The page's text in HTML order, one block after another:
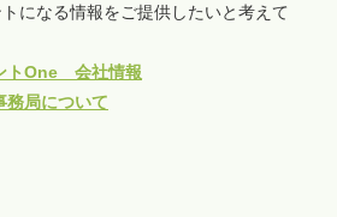
になる情報をご提供したいと考えて
トOne 会社情報
務局について